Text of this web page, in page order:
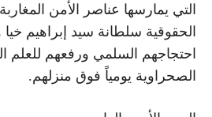
التي يمارسها عناصر الأمن
الحقوقية سلطانة سيد إبراهيم خيا
احتجاجهم السلمي ورفعهم للعلم
الصحراوية يومياً فوق منزلهم.